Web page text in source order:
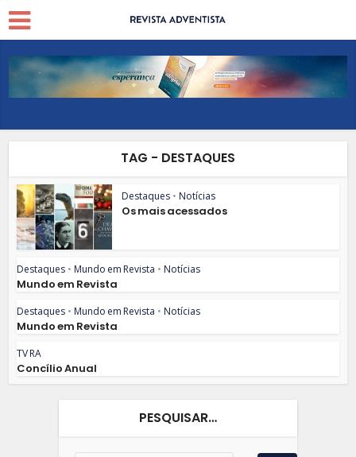
TAG - DESTAQUES
Destaques • Notícias
Os mais acessados
Destaques • Mundo em Revista • Notícias
Mundo em Revista
Destaques • Mundo em Revista • Notícias
Mundo em Revista
TV RA
Concílio Anual
PESQUISAR…